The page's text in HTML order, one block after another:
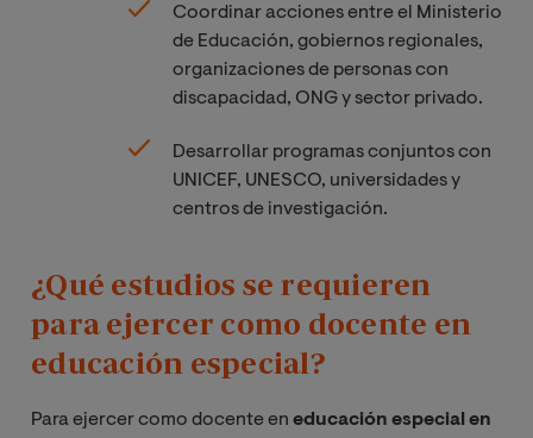
Coordinar acciones entre el Ministerio
de Educación, gobiernos regionales,
organizaciones de personas con
discapacidad, ONG y sector privado.
Desarrollar programas conjuntos con
UNICEF, UNESCO, universidades y
centros de investigación.
¿Qué estudios se requieren
para ejercer como docente en
educación especial?
Para ejercer como docente en educación especial en